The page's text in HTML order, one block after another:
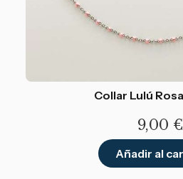
Collar Lulú
9,00 €
Añadir al